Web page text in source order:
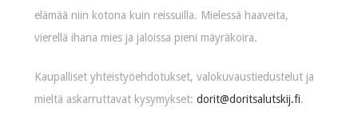
elämää niin kotona kuin reissuilla. Mielessä haaveita,
vierellä ihana mies ja jaloissa pieni mäyräkoira.
Kaupalliset yhteistyöehdotukset, valokuvaustiedustelut ja
mieltä askarruttavat kysymykset:dorit@doritsalutskij.fi.